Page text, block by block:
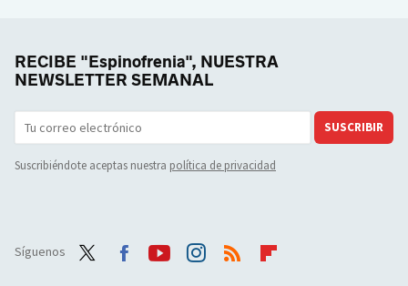
RECIBE "Espinofrenia", NUESTRA
NEWSLETTER SEMANAL
SUSCRIBIR
Suscribiéndote aceptas nuestra política de privacidad
Síguenos